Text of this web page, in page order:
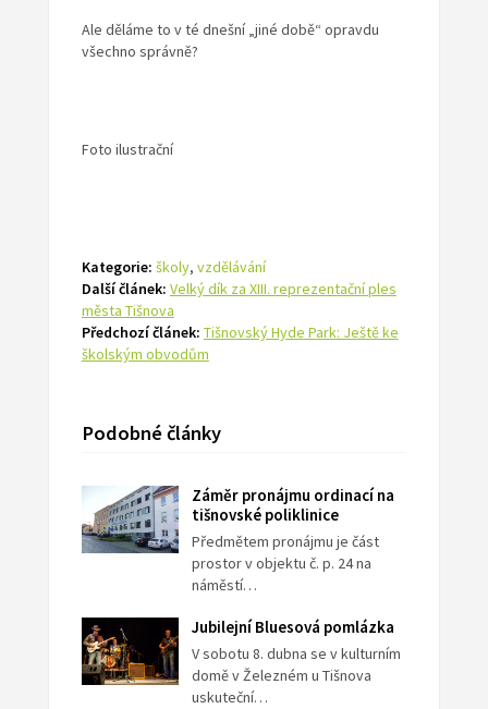
Ale děláme to v té dnešní „jiné době“ opravdu
všechno správně?
Foto ilustrační
Kategorie: školy, vzdělávání
Další článek: Velký dík za XIII. reprezentační ples
města Tišnova
Předchozí článek: Tišnovský Hyde Park: Ještě ke
školským obvodům
Podobné články
Záměr pronájmu ordinací na
tišnovské poliklinice
Předmětem pronájmu je část
prostor v objektu č. p. 24 na
náměstí…
Jubilejní Bluesová pomlázka
V sobotu 8. dubna se v kulturním
domě v Železném u Tišnova
uskuteční…